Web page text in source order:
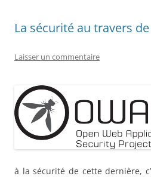
La sécurité au travers de
Laisser un commentaire
à la sécurité de cette dernière,